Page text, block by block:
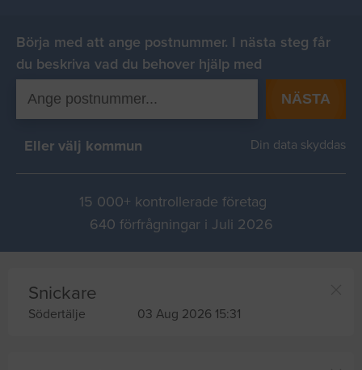
Börja med att ange postnummer. I nästa steg får
du beskriva vad du behover hjälp med
NÄSTA
Eller välj kommun Din data skyddas
15 000+ kontrollerade företag
640 förfrågningar i Juli 2026
Snickare
Södertälje 03 Aug 2026 15:31